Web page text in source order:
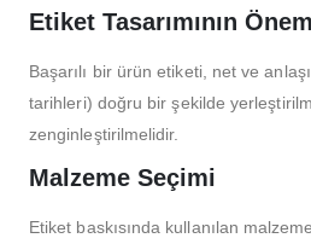
Etiket Tasarımının
Başarılı bir ürün etiketi, net ve
tarihleri) doğru bir şekilde
zenginleştirilmelidir.
Malzeme Seçimi
Etiket baskısında kullanılan